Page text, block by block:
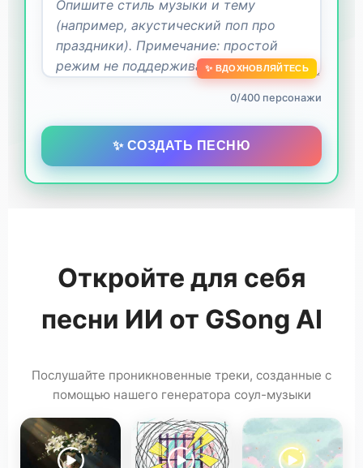
✨ ВДОХНОВЛЯЙТЕСЬ
0/400 персонажи
✨ СОЗДАТЬ ПЕСНЮ
Откройте для себя
песни ИИ от GSong AI
Послушайте проникновенные треки, созданные с
помощью нашего генератора соул-музыки